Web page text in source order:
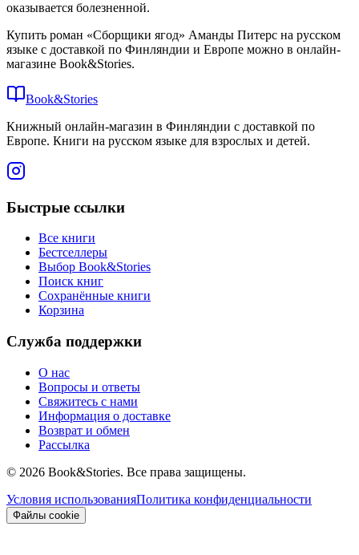
оказывается болезненной.
Купить роман «Сборщики ягод» Аманды Питерс на русском
языке с доставкой по Финляндии и Европе можно в онлайн-
магазине Book&Stories.
Book&Stories
Книжный онлайн-магазин в Финляндии с доставкой по
Европе. Книги на русском языке для взрослых и детей.
Быстрые ссылки
Все книги
Бестселлеры
Выбор Book&Stories
Поиск книг
Сохранённые книги
Корзина
Служба поддержки
О нас
Вопросы и ответы
Свяжитесь с нами
Информация о доставке
Возврат и обмен
Рассылка
© 2026 Book&Stories. Все права защищены.
Условия использованияПолитика конфиденциальности
Файлы cookie